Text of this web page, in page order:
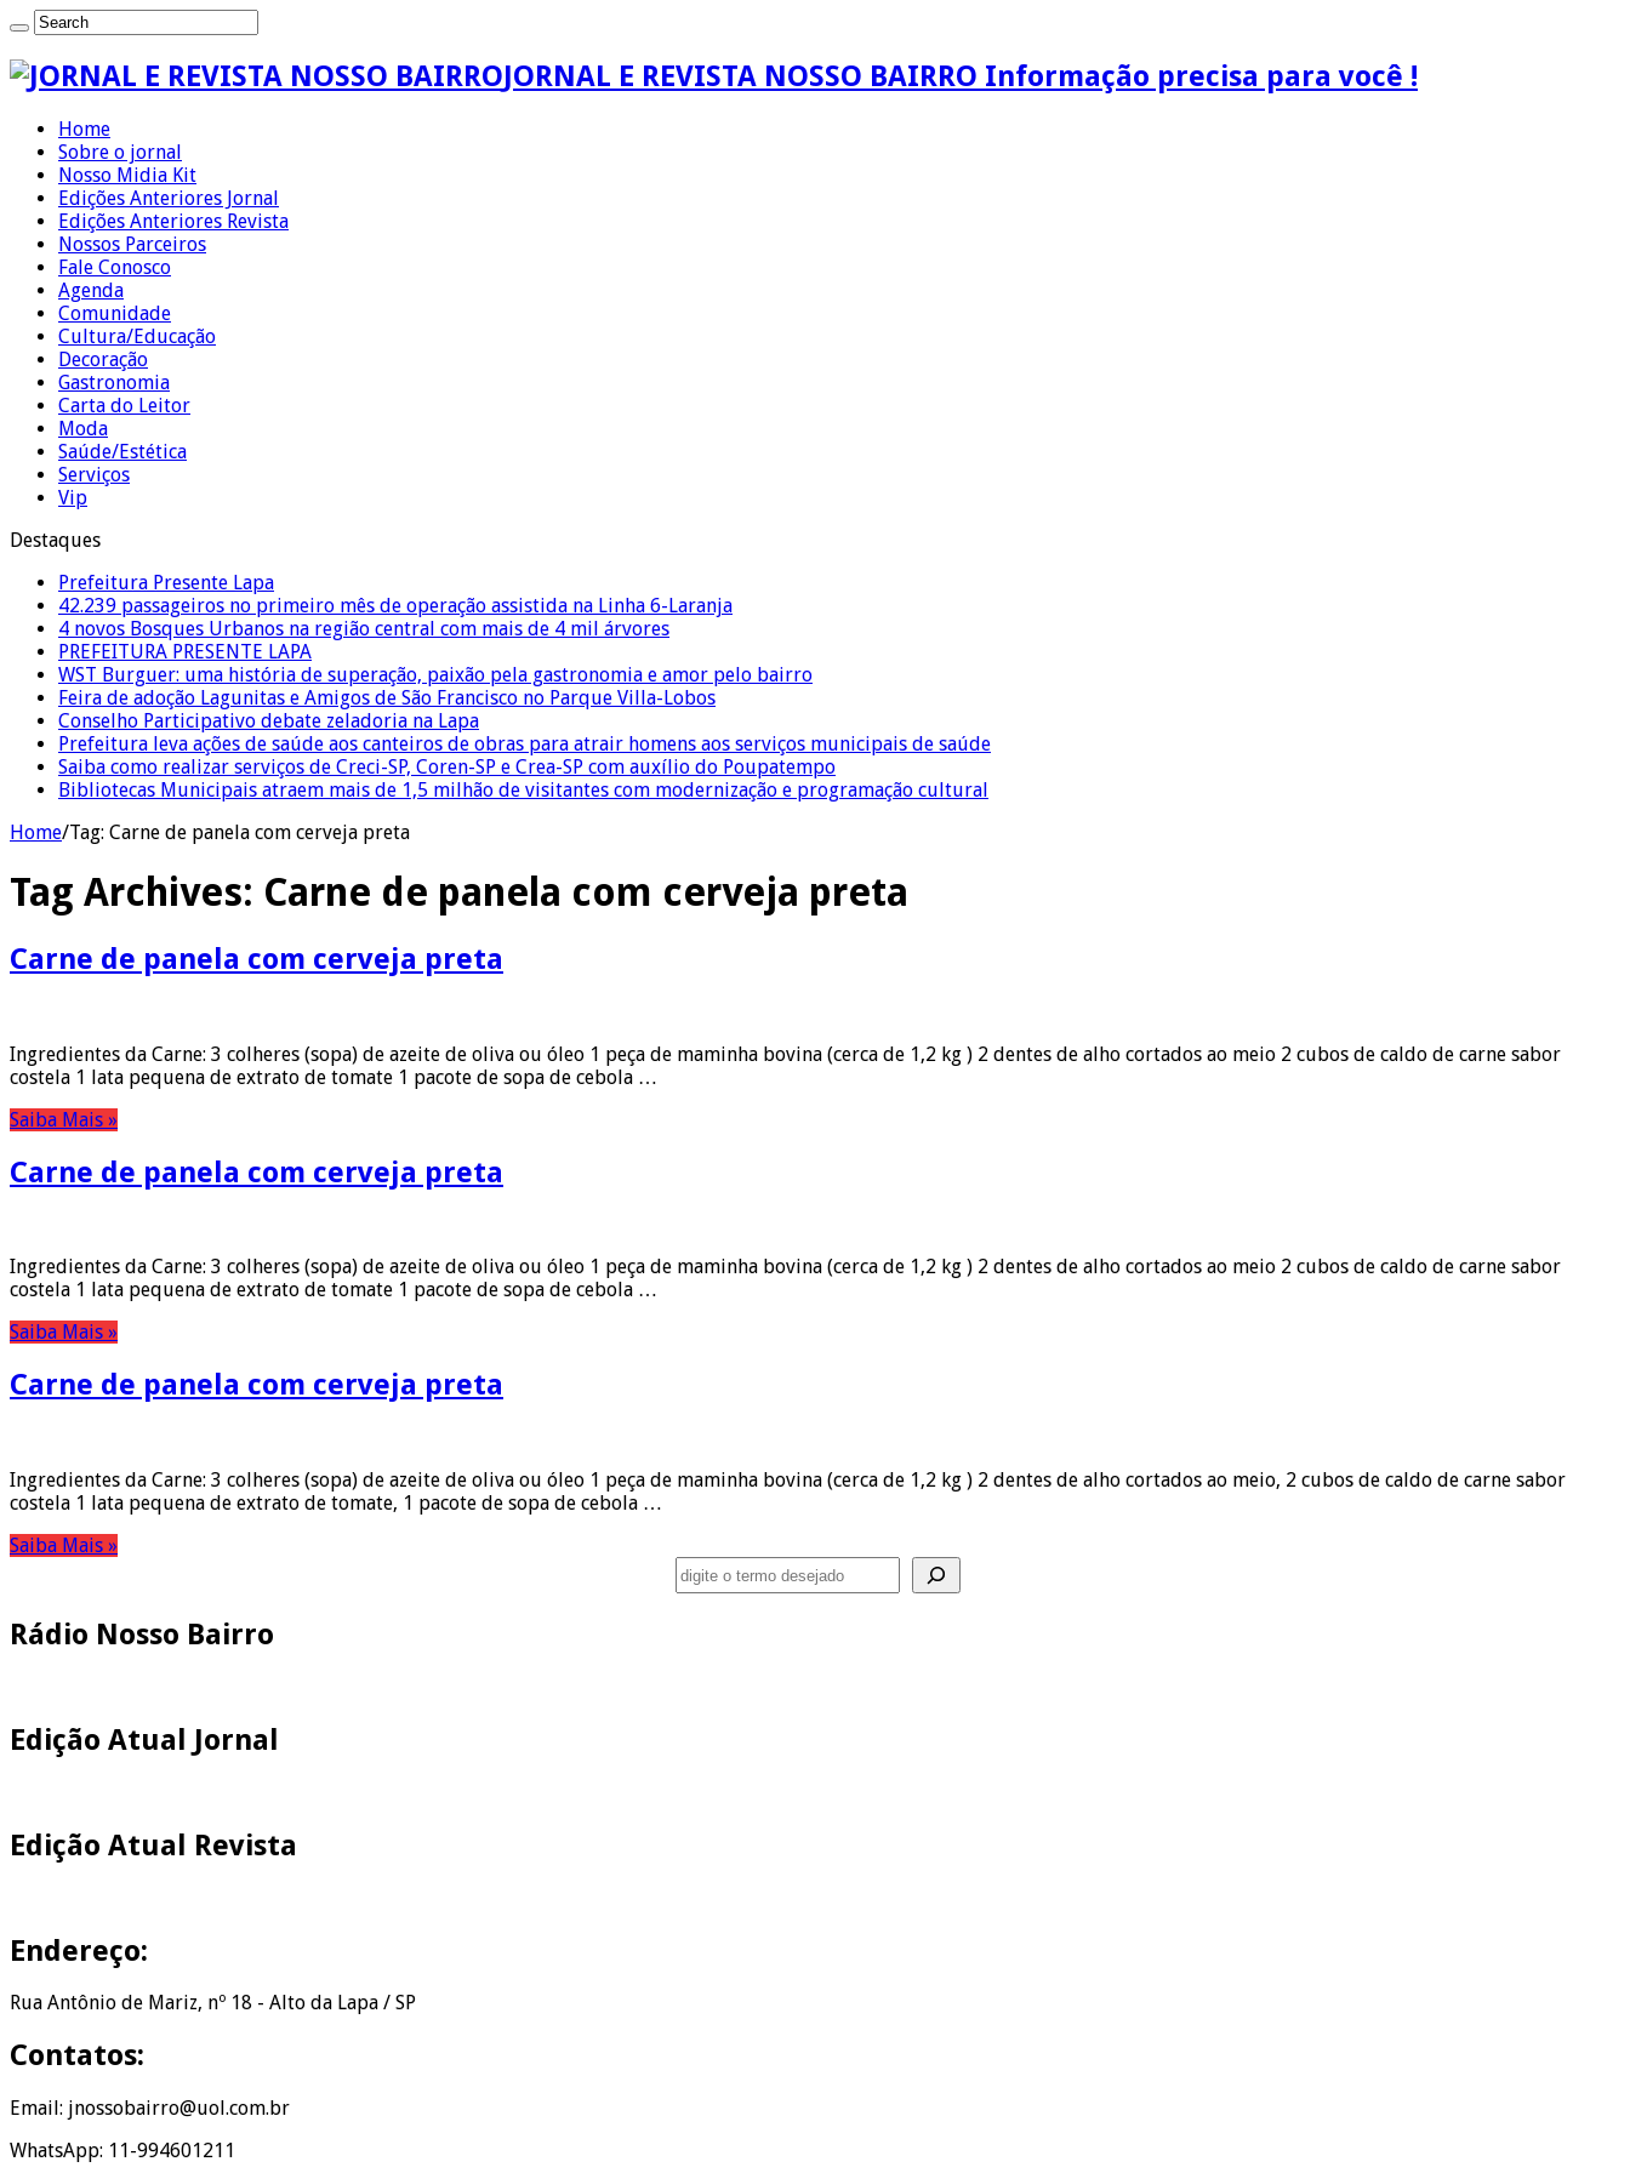
JORNAL E REVISTA NOSSO BAIRRO Informação precisa para você !
Home
Sobre o jornal
Nosso Midia Kit
Edições Anteriores Jornal
Edições Anteriores Revista
Nossos Parceiros
Fale Conosco
Agenda
Comunidade
Cultura/Educação
Decoração
Gastronomia
Carta do Leitor
Moda
Saúde/Estética
Serviços
Vip
Destaques
Prefeitura Presente Lapa
42.239 passageiros no primeiro mês de operação assistida na Linha 6-Laranja
4 novos Bosques Urbanos na região central com mais de 4 mil árvores
PREFEITURA PRESENTE LAPA
WST Burguer: uma história de superação, paixão pela gastronomia e amor pelo bairro
Feira de adoção Lagunitas e Amigos de São Francisco no Parque Villa-Lobos
Conselho Participativo debate zeladoria na Lapa
Prefeitura leva ações de saúde aos canteiros de obras para atrair homens aos serviços municipais de saúde
Saiba como realizar serviços de Creci-SP, Coren-SP e Crea-SP com auxílio do Poupatempo
Bibliotecas Municipais atraem mais de 1,5 milhão de visitantes com modernização e programação cultural
Home/Tag: Carne de panela com cerveja preta
Tag Archives: Carne de panela com cerveja preta
Carne de panela com cerveja preta
Ingredientes da Carne: 3 colheres (sopa) de azeite de oliva ou óleo 1 peça de maminha bovina (cerca de 1,2 kg ) 2 dentes de alho cortados ao meio 2 cubos de caldo de carne sabor
costela 1 lata pequena de extrato de tomate 1 pacote de sopa de cebola …
Saiba Mais »
Carne de panela com cerveja preta
Ingredientes da Carne: 3 colheres (sopa) de azeite de oliva ou óleo 1 peça de maminha bovina (cerca de 1,2 kg ) 2 dentes de alho cortados ao meio 2 cubos de caldo de carne sabor
costela 1 lata pequena de extrato de tomate 1 pacote de sopa de cebola …
Saiba Mais »
Carne de panela com cerveja preta
Ingredientes da Carne: 3 colheres (sopa) de azeite de oliva ou óleo 1 peça de maminha bovina (cerca de 1,2 kg ) 2 dentes de alho cortados ao meio, 2 cubos de caldo de carne sabor
costela 1 lata pequena de extrato de tomate, 1 pacote de sopa de cebola …
Saiba Mais »
Rádio Nosso Bairro
Edição Atual Jornal
Edição Atual Revista
Endereço:
Rua Antônio de Mariz, nº 18 - Alto da Lapa / SP
Contatos:
Email: jnossobairro@uol.com.br
WhatsApp: 11-994601211